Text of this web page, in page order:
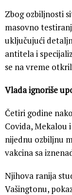
Zbog ozbiljnosti
masovno
uključujući
antitela i
se na vreme
Vlada ignoriše
Četiri godine
Covida, Mekalou
nijednu ozbiljnu
vakcina sa
Njihova ranija
Vašingtonu,